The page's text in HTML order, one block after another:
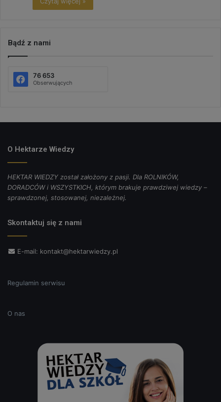
Bądź z nami
76 653
Obserwujących
O Hektarze Wiedzy
HEKTAR WIEDZY został założony z pasji. Dla ROLNIKÓW,
DORADCÓW i WSZYSTKICH, którym brakuje prawdziwej wiedzy –
sprawdzonej, stosowanej, niezależnej.
Skontaktuj się z nami
E-mail: kontakt@hektarwiedzy.pl
Regulamin serwisu
O nas